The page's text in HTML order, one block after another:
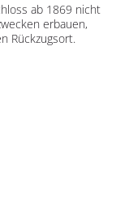
ab 1869 nicht
erbauen,
Rückzugsort.